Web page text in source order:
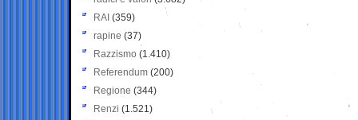
RAI (359)
rapine (37)
Razzismo (1.410)
Referendum (200)
Regione (344)
Renzi (1.521)